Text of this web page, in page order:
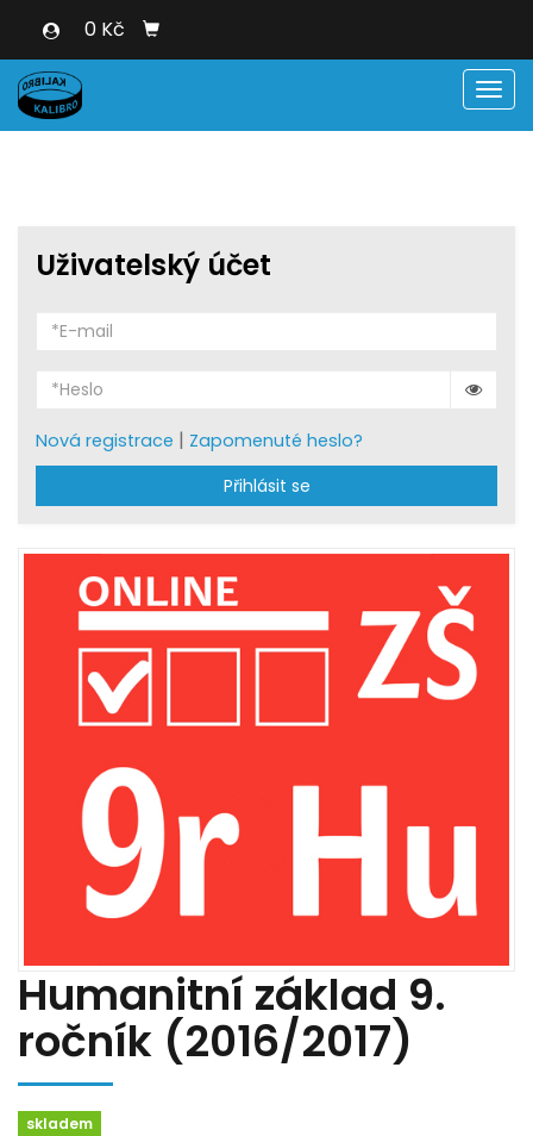
0 Kč
Uživatelský účet
Nová registrace | Zapomenuté heslo?
Přihlásit se
Humanitní základ 9.
ročník (2016/2017)
skladem